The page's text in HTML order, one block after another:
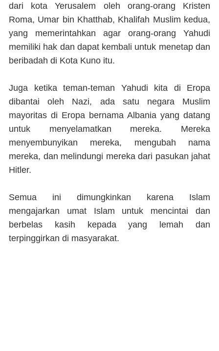
dari kota Yerusalem oleh orang-orang Kristen
Roma, Umar bin Khatthab, Khalifah Muslim kedua,
yang memerintahkan agar orang-orang Yahudi
memiliki hak dan dapat kembali untuk menetap dan
beribadah di Kota Kuno itu.
Juga ketika teman-teman Yahudi kita di Eropa
dibantai oleh Nazi, ada satu negara Muslim
mayoritas di Eropa bernama Albania yang datang
untuk menyelamatkan mereka. Mereka
menyembunyikan mereka, mengubah nama
mereka, dan melindungi mereka dari pasukan jahat
Hitler.
Semua ini dimungkinkan karena Islam
mengajarkan umat Islam untuk mencintai dan
berbelas kasih kepada yang lemah dan
terpinggirkan di masyarakat.